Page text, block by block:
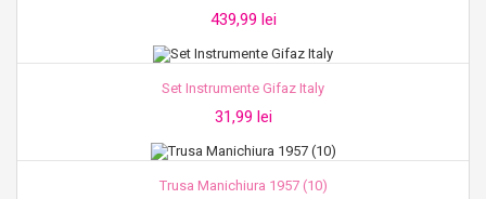
439,99 lei
Set Instrumente Gifaz Italy
31,99 lei
Trusa Manichiura 1957 (10)